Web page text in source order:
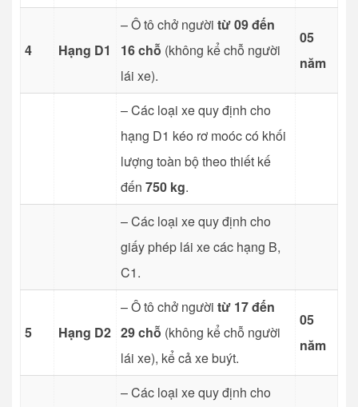
4 Hạng D1
– Ô tô chở người từ 09 đến
16 chỗ (không kể chỗ người
lái xe).
05
năm
– Các loại xe quy định cho
hạng D1 kéo rơ moóc có khối
lượng toàn bộ theo thiết kế
đến 750 kg.
– Các loại xe quy định cho
giấy phép lái xe các hạng B,
C1.
5 Hạng D2
– Ô tô chở người từ 17 đến
29 chỗ (không kể chỗ người
lái xe), kể cả xe buýt.
05
năm
– Các loại xe quy định cho